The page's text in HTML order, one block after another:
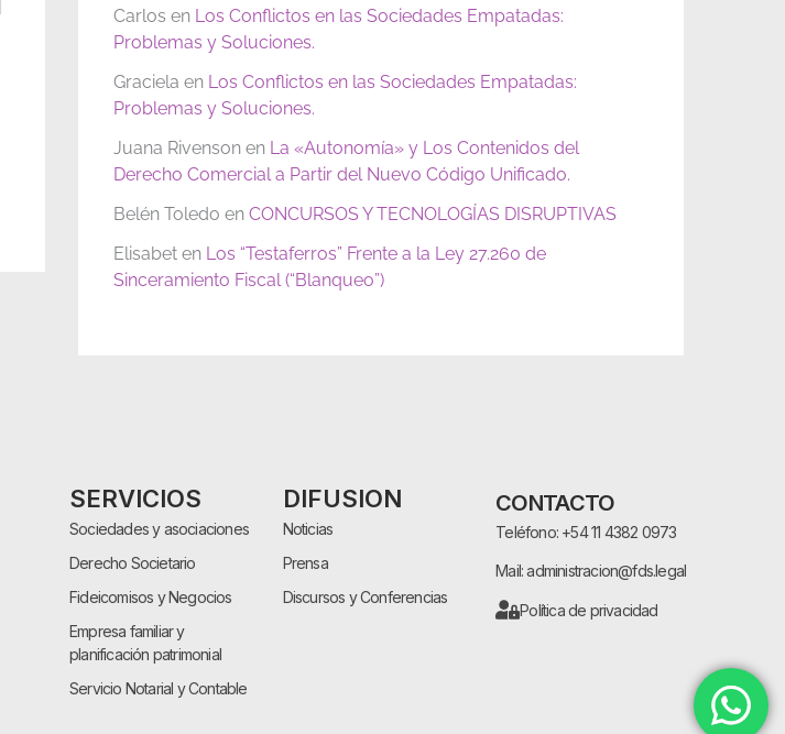
Carlos en Los Conflictos en las Sociedades Empatadas:
Problemas y Soluciones.
Graciela en Los Conflictos en las Sociedades Empatadas:
Problemas y Soluciones.
Juana Rivenson en La «Autonomía» y Los Contenidos del
Derecho Comercial a Partir del Nuevo Código Unificado.
Belén Toledo en CONCURSOS Y TECNOLOGÍAS DISRUPTIVAS
Elisabet en Los “Testaferros” Frente a la Ley 27.260 de
Sinceramiento Fiscal (“Blanqueo”)
SERVICIOS
Sociedades y asociaciones
Derecho Societario
Fideicomisos y Negocios
Empresa familiar y
planificación patrimonial
Servicio Notarial y Contable
DIFUSION
Noticias
Prensa
Discursos y Conferencias
CONTACTO
Teléfono: +54 11 4382 0973
Mail: administracion@fds.legal
Política de privacidad